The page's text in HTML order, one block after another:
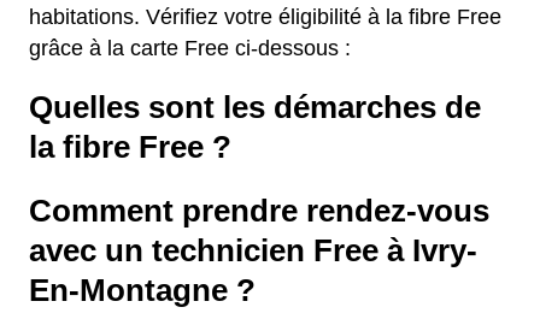
habitations. Vérifiez votre éligibilité à la fibre Free
grâce à la carte Free ci-dessous :
Quelles sont les démarches de
la fibre Free ?
Comment prendre rendez-vous
avec un technicien Free à Ivry-
En-Montagne ?